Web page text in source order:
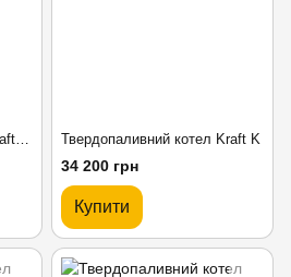
Твердопаливний котел Kraft L 15-97 кВт Твердопаливний котел Kraft K
34 200 грн
Купити